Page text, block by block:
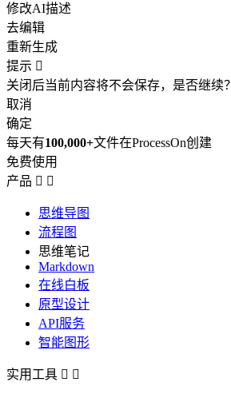
修改AI描述
去编辑
重新生成
提示 
关闭后当前内容将不会保存，是否继续？
取消
确定
每天有100,000+文件在ProcessOn创建
免费使用
产品  
思维导图
流程图
思维笔记
Markdown
在线白板
原型设计
API服务
智能图形
实用工具  